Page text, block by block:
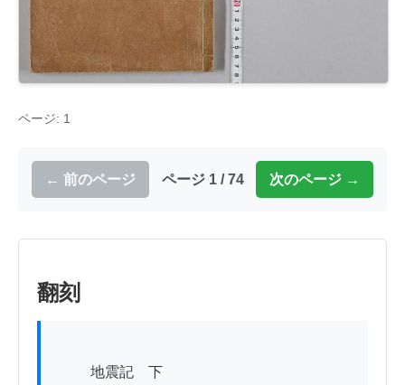
ページ: 1
← 前のページ ページ 1 / 74 次のページ →
翻刻